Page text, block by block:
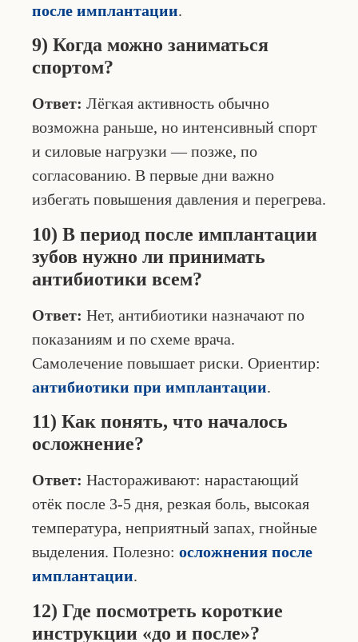
после имплантации.
9) Когда можно заниматься
спортом?
Ответ: Лёгкая активность обычно
возможна раньше, но интенсивный спорт
и силовые нагрузки — позже, по
согласованию. В первые дни важно
избегать повышения давления и перегрева.
10) В период после имплантации
зубов нужно ли принимать
антибиотики всем?
Ответ: Нет, антибиотики назначают по
показаниям и по схеме врача.
Самолечение повышает риски. Ориентир:
антибиотики при имплантации.
11) Как понять, что началось
осложнение?
Ответ: Настораживают: нарастающий
отёк после 3-5 дня, резкая боль, высокая
температура, неприятный запах, гнойные
выделения. Полезно: осложнения после
имплантации.
12) Где посмотреть короткие
инструкции «до и после»?